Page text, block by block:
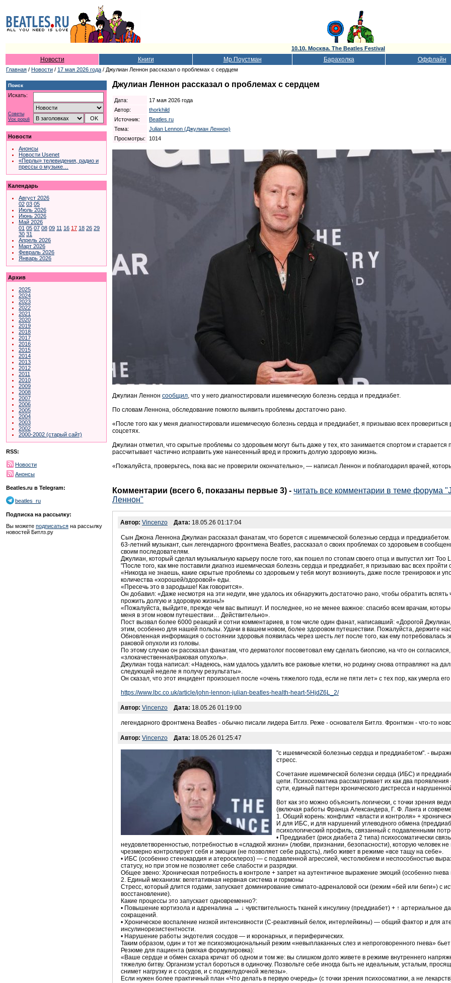
10.10. Москва. The Beatles Festival
Новости Книги Мр.Поустман Барахолка Оффлайн
Главная / Новости / 17 мая 2026 года / Джулиан Леннон рассказал о проблемах с сердцем
Поиск
Искать:
Советы
Vox populi
Новости
Анонсы
Новости Usenet
«Перлы» телевидения, радио и
прессы о музыке…
Календарь
Август 2026
02 03 05
Июль 2026
Июнь 2026
Май 2026
01 05 07 08 09 11 16 17 18 26 29
30 31
Апрель 2026
Март 2026
Февраль 2026
Январь 2026
Архив
2025
2024
2023
2022
2021
2020
2019
2018
2017
2016
2015
2014
2013
2012
2011
2010
2009
2008
2007
2006
2005
2004
2003
2002
2000-2002 (старый сайт)
RSS:
Новости
Анонсы
Beatles.ru в Telegram:
beatles_ru
Подписка на рассылку:
Вы можете подписаться на рассылку
новостей Битлз.ру
Джулиан Леннон рассказал о проблемах с сердцем
Дата:
17 мая 2026 года
Автор:
thorkhild
Источник:
Beatles.ru
Тема:
Julian Lennon (Джулиан Леннон)
Просмотры:
1014
Джулиан Леннон сообщил , что у него диагностировали ишемическую болезнь сердца и преддиабет.
По словам Леннона, обследование помогло выявить проблемы достаточно рано.
«После того как у меня диагностировали ишемическую болезнь сердца и преддиабет, я призываю всех
соцсетях.
Джулиан отметил, что скрытые проблемы со здоровьем могут быть даже у тех, кто занимается спортом и старается
рассчитывает частично исправить уже нанесенный вред и прожить долгую здоровую жизнь.
«Пожалуйста, проверьтесь, пока вас не проверили окончательно», — написал Леннон и поблагодарил врачей,
Комментарии (всего 6, показаны первые 3) - читать все комментарии в теме форума
Леннон"
Автор: Vincenzo Дата: 18.05.26 01:17:04
Сын Джона Леннона Джулиан рассказал фанатам, что борется с ишемической болезнью сердца и преддиабетом.
63-летний музыкант, сын легендарного фронтмена Beatles, рассказал о своих проблемах со здоровьем в
своим последователям.
Джулиан, который сделал музыкальную карьеру после того, как пошел по стопам своего отца и выпустил хит Too
"После того, как мне поставили диагноз ишемическая болезнь сердца и преддиабет, я призываю вас всех
«Никогда не знаешь, какие скрытые проблемы со здоровьем у тебя могут возникнуть, даже после тренировок и
количества «хорошей/здоровой» еды.
«Пресечь это в зародыше! Как говорится».
Он добавил: «Даже несмотря на эти недуги, мне удалось их обнаружить достаточно рано, чтобы обратить вспять
прожить долгую и здоровую жизнь!»
«Пожалуйста, выйдите, прежде чем вас выпишут. И последнее, но не менее важное: спасибо всем врачам,
меня в этом новом путешествии… Действительно».
Пост вызвал более 6000 реакций и сотни комментариев, в том числе один фанат, написавший: «Дорогой
этим, особенно для нашей пользы. Удачи в вашем новом, более здоровом путешествии. Пожалуйста, держите нас
Обновленная информация о состоянии здоровья появилась через шесть лет после того, как ему потребовалась
раковой опухоли из головы.
По этому случаю он рассказал фанатам, что дерматолог посоветовал ему сделать биопсию, на что он
«злокачественная/раковая опухоль».
Джулиан тогда написал: «Надеюсь, нам удалось удалить все раковые клетки, но родинку снова отправляют на
следующей неделе я получу результаты».
Он сказал, что этот инцидент произошел после «очень тяжелого года, если не пяти лет» с тех пор, как умерла
https://www.lbc.co.uk/article/john-lennon-julian-beatles-health-heart-5HjdZ6L_2/
Автор: Vincenzo Дата: 18.05.26 01:19:00
легендарного фронтмена Beatles - обычно писали лидера Битлз. Реже - основателя Битлз. Фронтмэн - что-то
Автор: Vincenzo Дата: 18.05.26 01:25:47
"с ишемической болезнью сердца и преддиабетом". -
стресс.
Сочетание ишемической болезни сердца (ИБС) и
цепи. Психосоматика рассматривает их как два
сути, единый паттерн хронического дистресса и
Вот как это можно объяснить логически, с точки зрения
(включая работы Франца Александера, Г. Ф. Ланга и
1. Общий корень: конфликт «власти и контроля» +
И для ИБС, и для нарушений углеводного обмена
психологический профиль, связанный с подавленными
• Преддиабет (риск диабета 2 типа) психосоматически
неудовлетворенностью, потребностью в «сладкой жизни» (любви, признании, безопасности), которую человек
чрезмерно контролирует себя и эмоции (не позволяет себе радость), либо живет в режиме «все тащу на себе».
• ИБС (особенно стенокардия и атеросклероз) — с подавленной агрессией, честолюбием и неспособностью
статусу, но при этом не позволяет себе слабости и разрядки.
Общее звено: Хроническая потребность в контроле + запрет на аутентичное выражение эмоций (особенно гнева
2. Единый механизм: вегетативная нервная система и гормоны
Стресс, который длится годами, запускает доминирование симпато-адреналовой оси (режим «бей или беги») с
восстановление).
Какие процессы это запускает одновременно?:
• Повышение кортизола и адреналина → ↓ чувствительность тканей к инсулину (преддиабет) + ↑ артериальное
сокращений.
• Хроническое воспаление низкой интенсивности (С-реактивный белок, интерлейкины) — общий фактор и для
инсулинорезистентности.
• Нарушение работы эндотелия сосудов — и коронарных, и периферических.
Таким образом, один и тот же психоэмоциональный режим «невыплаканных слез и непроговоренного гнева»
Резюме для пациента (мягкая формулировка):
«Ваше сердце и обмен сахара кричат об одном и том же: вы слишком долго живете в режиме внутреннего
тяжелую битву. Организм устал бороться в одиночку. Позвольте себе иногда быть не идеальным, усталым,
снимет нагрузку и с сосудов, и с поджелудочной железы».
Если нужен более практичный план «Что делать в первую очередь» (с точки зрения психосоматики, а не